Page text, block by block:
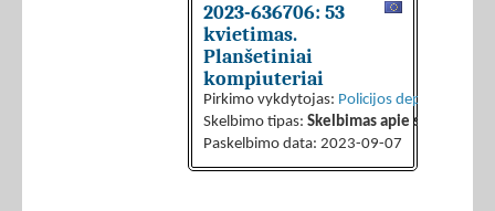
2023-636706: 53
kvietimas.
Planšetiniai
kompiuteriai
Pirkimo vykdytojas: Policijos
Skelbimo tipas: Skelbimas apie sutarties
Paskelbimo data: 2023-09-07